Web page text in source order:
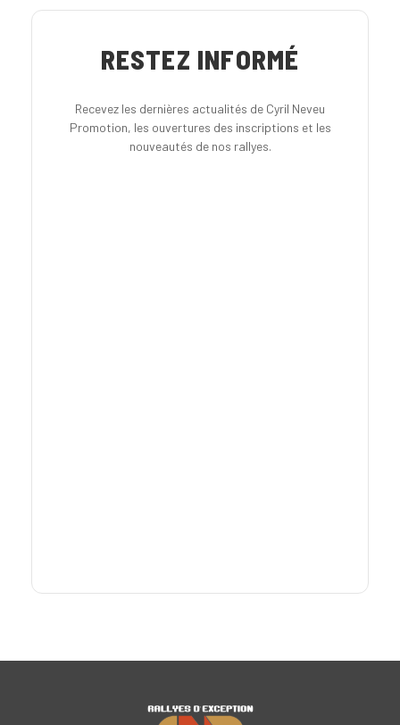
RESTEZ INFORMÉ
Recevez les dernières actualités de Cyril Neveu
Promotion, les ouvertures des inscriptions et les
nouveautés de nos rallyes.